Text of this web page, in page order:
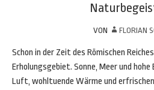
VON FLORIAN
Schon in der Zeit des Römischen
Erholungsgebiet. Sonne, Meer und
Luft, wohltuende Wärme und